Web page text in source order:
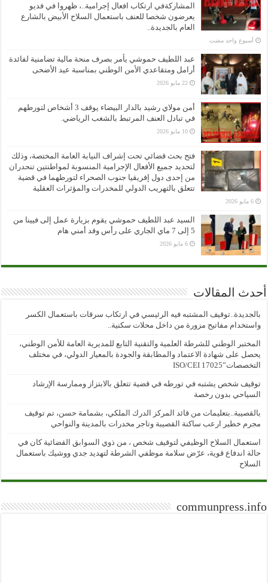
المشاركةفي ارتكاب افعال إجرامية..، ظهروا في فديو
يعرضون شخصا للعنف باستعمال السلاح الأبيض بالشارع
العام بالجديدة..
‏أسبوع واحد مضت
عبد اللطيف حموشي يأمر بصرف منحة مالية تضامنية لفائدة
أرامل ومتقاعدي الأمن الوطني بمناسبة عيد الأضحى
22 مايو 2026
أمن مولاي رشيد بالدار البيضاء يوقف 3 أشخاص لتورطهم
في تبادل العنف المرتبط بالشغب الرياضي.
10 مايو 2026
فتح بحث قضائي تحت إشراف النيابة العامة المختصة، وذلك
لتحديد جميع الأفعال الإجرامية المنسوبة لمواطنتين تنحدران
من إحدى دول إفريقيا جنوب الصحراء لتورطهما في قضية
تتعلق بالتهريب الدولي للمخدرات والمؤثرات العقلية
6 مايو 2026
السيد عبد اللطيف حموشي يقوم بزيارة عمل إلى فيينا من
5 إلى 7 ماي الجاري على رأس وفد أمني هام
6 مايو 2026
أحدث المقالات
بالجديدة..توقيف المشتبه فيه الرئيسي في ارتكاب سرقات باستعمال الكسر
واستخدام مفاتيح مزورة من داخل محلات سكنية..
المختبر الوطني للشرطة العلمية والتقنية التابع للمديرية العامة للأمن الوطني،
يحصل على شهادة الاعتماد والمطابقة والجودة بالمعيار الدولي، في مختلف
التخصصات”ISO/CEI 17025
توقيف شخص يشتبه في تورطه في قضية تتعلق بالابتزاز وممارسة الإرشاد
السياحي بدون رخصة
بالقصيبة..بتعليمات من قائد المركز الدرك الملكي، بشمامة حسن، تم توقيف
مجرم خطير ارعب ساكنة القصيبة وتاجر مخدرات بالمدينة والنواحي
استعمال السلاح الوظيفي لتوقيف شخص ، من ذوي السوابق القضائية كان في
حالة اندفاع قوية، عرّض سلامة موظفي الشرطة لتهديد جدي ووشيك باستعمال
السلاح
communpress.info